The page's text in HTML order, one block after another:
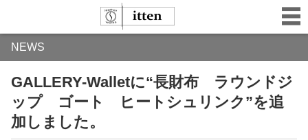
NEWS
GALLERY-Walletに“長財布 ラウンドジ
ップ ゴート ヒートシュリンク”を追
加しました。